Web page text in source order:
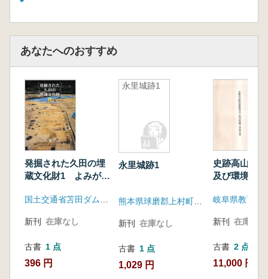
あなたへのおすすめ
発掘された久田の埋
蔵文化財1 よみがえ
新刊 在庫なし
古書 1 点
396 円
永里城跡1
永里城跡1
熊本県球磨郡上村町教育委員会
新刊 在庫なし
古書 1 点
1,029 円
史跡高山陣
及び環境整
岐阜県教育委
新刊 在庫なし
古書 2 点
11,000 円~